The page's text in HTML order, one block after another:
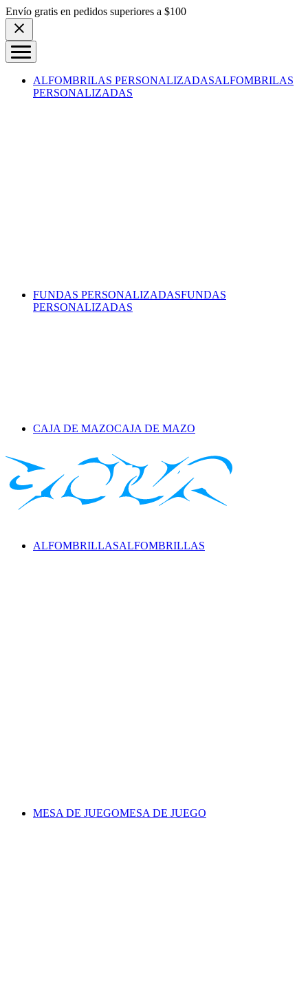
Skip to content
Envío gratis en pedidos superiores a $100
ALFOMBRILAS PERSONALIZADASALFOMBRILAS
PERSONALIZADAS
FUNDAS PERSONALIZADASFUNDAS
PERSONALIZADAS
CAJA DE MAZOCAJA DE MAZO
ALFOMBRILLASALFOMBRILLAS
MESA DE JUEGOMESA DE JUEGO